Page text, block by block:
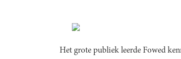
Het grote publiek leerde Fowed